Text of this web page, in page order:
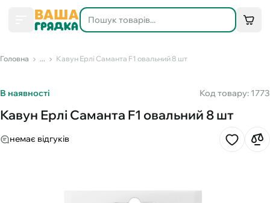
Головна ... Кавун Ерлі Саманта F1 овальний 8 шт
В наявності Код товару: 1773
Кавун Ерлі Саманта F1 овальний 8 шт
немає відгуків